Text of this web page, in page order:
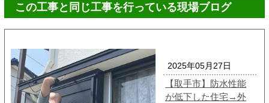
この工事と同じ工事を行っている現場ブログ
2025年05月27日
【取手市】防水性能
が低下した住宅→外